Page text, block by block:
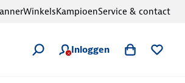
Inloggen
WinkelsKampioenService & contact